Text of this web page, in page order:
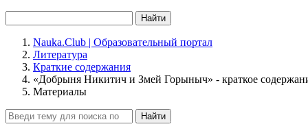
Найти
Nauka.Club | Образовательный портал
Литература
Краткие содержания
«Добрыня Никитич и Змей Горыныч» - краткое
Материалы
Найти